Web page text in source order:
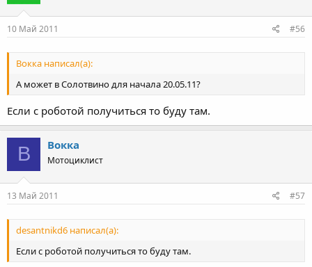
10 Май 2011 #56
Вокка написал(а):
А может в Солотвино для начала 20.05.11?
Если с роботой получиться то буду там.
В Вокка
Мотоциклист
13 Май 2011 #57
desantnikd6 написал(а):
Если с роботой получиться то буду там.